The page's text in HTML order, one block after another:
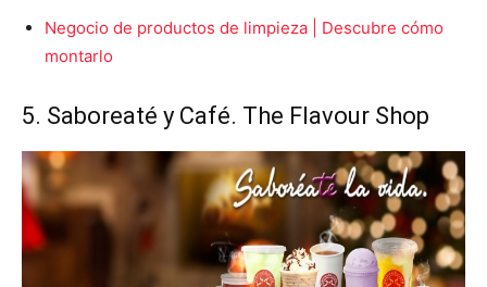
Negocio de productos de limpieza | Descubre cómo
montarlo
5. Saboreaté y Café. The Flavour Shop